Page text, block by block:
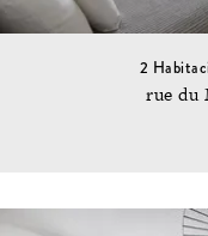
2
rue du